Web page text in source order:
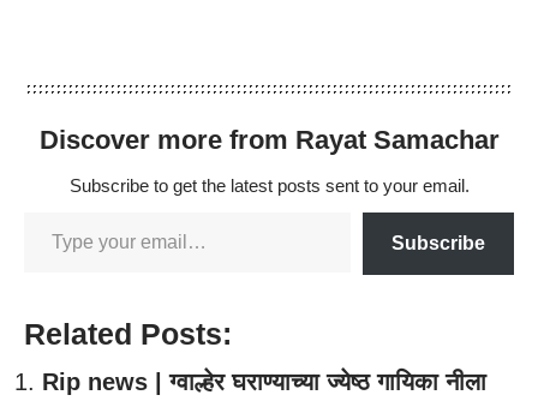
Discover more from Rayat Samachar
Subscribe to get the latest posts sent to your email.
Subscribe
Related Posts:
Rip news | ग्वाल्हेर घराण्याच्या ज्येष्ठ गायिका नीला